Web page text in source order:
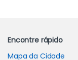
Encontre rápido
Mapa da Cidade